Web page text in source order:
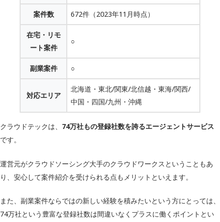
案件数 672件（2023年11月時点）
在宅・リモ
ート案件
○
副業案件 ○
対応エリア
北海道・東北/関東/北信越・東海/関西/
中国・四国/九州・沖縄
クラウドテックは、 74万社もの登録社数を誇るエージェントサービス
です。
運営元がクラウドソーシング大手のクラウドワークスということもあ
り、安心して案件紹介を受けられる点もメリットといえます。
また、副業案件ならではの新しい経験を積みたいという方にとっては、
74万社という豊富な登録社数は間違いなくプラスに働くポイントとい